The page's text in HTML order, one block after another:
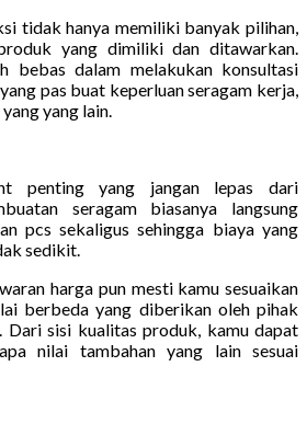
tidak hanya memiliki banyak pilihan,
yang dimiliki dan ditawarkan.
bebas dalam melakukan konsultasi
pas buat keperluan seragam kerja,
yang lain.
penting yang jangan lepas dari
seragam biasanya langsung
pcs sekaligus sehingga biaya yang
sedikit.
harga pun mesti kamu sesuaikan
berbeda yang diberikan oleh pihak
Dari sisi kualitas produk, kamu dapat
nilai tambahan yang lain sesuai